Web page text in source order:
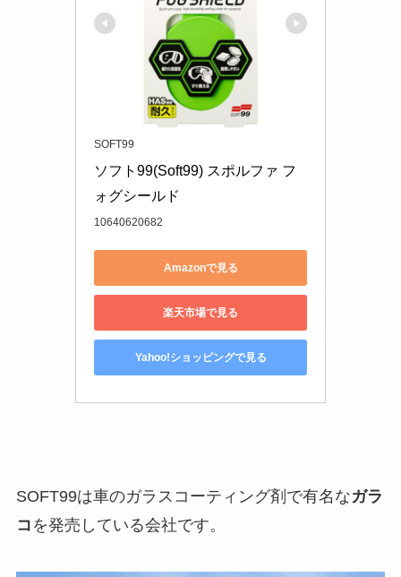
SOFT99
ソフト99(Soft99) スポルファ フ
ォグシールド
10640620682
Amazonで見る
楽天市場で見る
Yahoo!ショッピングで見る
SOFT99は車のガラスコーティング剤で有名なガラ
コ を発売している会社です。